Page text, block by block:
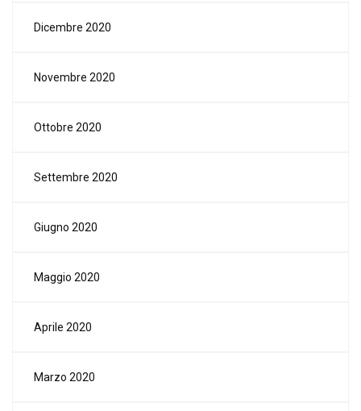
Dicembre 2020
Novembre 2020
Ottobre 2020
Settembre 2020
Giugno 2020
Maggio 2020
Aprile 2020
Marzo 2020